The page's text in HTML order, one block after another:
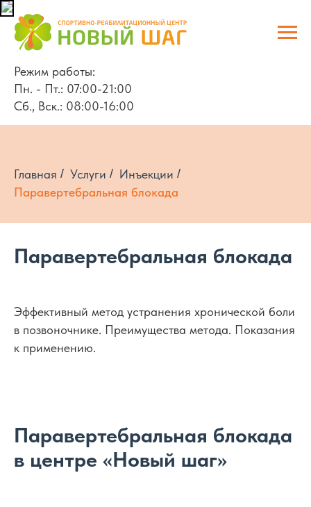
Режим работы:
Пн. - Пт.: 07:00-21:00
Сб., Вск.: 08:00-16:00
Главная / Услуги / Инъекции /
Паравертебральная блокада
Паравертебральная блокада
Эффективный метод устранения хронической боли
в позвоночнике. Преимущества метода. Показания
к применению.
Паравертебральная блокада
в центре «Новый шаг»